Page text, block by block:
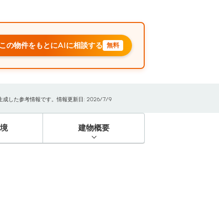
の物件をもとにAIに相談する 無料
成した参考情報です。情報更新日: 2026/7/9
建物概要